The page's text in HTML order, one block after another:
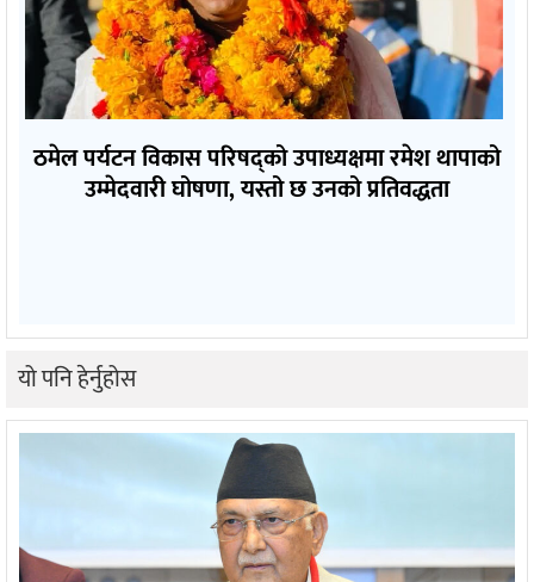
ठमेल पर्यटन विकास परिषद्को उपाध्यक्षमा रमेश थापाको
उम्मेदवारी घोषणा, यस्तो छ उनको प्रतिवद्धता
यो पनि हेर्नुहोस